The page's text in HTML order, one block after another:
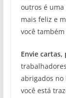
outros é
mais feliz e
você
Envie cartas,
abrigados no
você está